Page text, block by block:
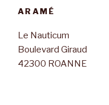
ARAMÉ
Le Nauticum
Boulevard Giraud
42300 ROANNE